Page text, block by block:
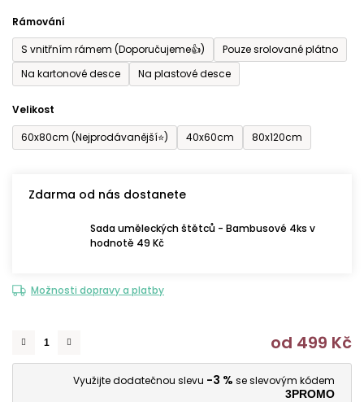
Rámování
S vnitřním rámem (Doporučujeme👍)
Pouze srolované plátno
Na kartonové desce
Na plastové desce
Velikost
60x80cm (Nejprodávanější⭐)
40x60cm 80x120cm
Zdarma od nás dostanete
Sada uměleckých štětců - Bambusové 4ks v
hodnotě 49 Kč
Možnosti dopravy a platby
od 499 Kč
Využijte dodatečnou slevu -3 % se slevovým kódem
3PROMO
5
hvězdiček.